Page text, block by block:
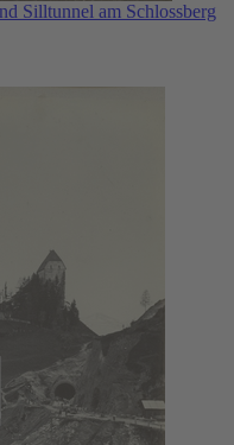
Silltunnel am Schlossberg